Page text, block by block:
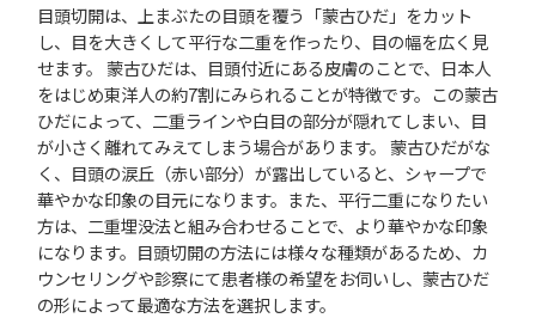
目頭切開は、上まぶたの目頭を覆う「蒙古ひだ」をカット
し、目を大きくして平行な二重を作ったり、目の幅を広く見
せます。 蒙古ひだは、目頭付近にある皮膚のことで、日本人
をはじめ東洋人の約7割にみられることが特徴です。この蒙古
ひだによって、二重ラインや白目の部分が隠れてしまい、目
が小さく離れてみえてしまう場合があります。 蒙古ひだがな
く、目頭の涙丘（赤い部分）が露出していると、シャープで
華やかな印象の目元になります。また、平行二重になりたい
方は、二重埋没法と組み合わせることで、より華やかな印象
になります。目頭切開の方法には様々な種類があるため、カ
ウンセリングや診察にて患者様の希望をお伺いし、蒙古ひだ
の形によって最適な方法を選択します。